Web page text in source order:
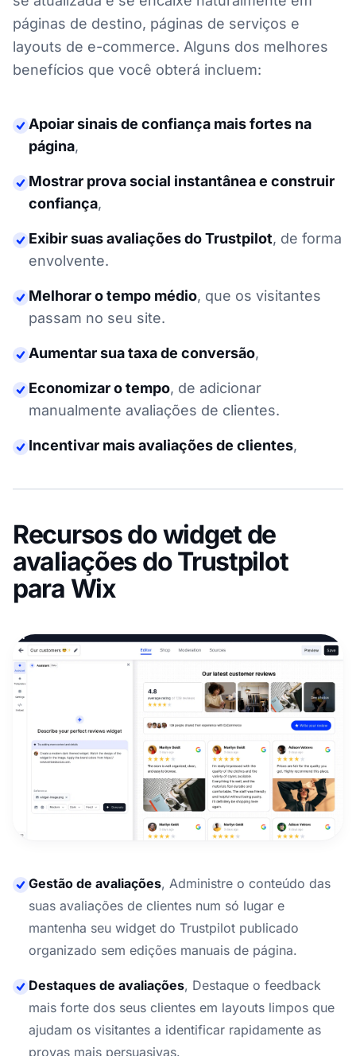
páginas de destino, páginas de serviços e
layouts de e-commerce. Alguns dos melhores
benefícios que você obterá incluem:
Apoiar sinais de confiança mais fortes na
página,
Mostrar prova social instantânea e construir
confiança,
Exibir suas avaliações do Trustpilot, de forma
envolvente.
Melhorar o tempo médio, que os visitantes
passam no seu site.
Aumentar sua taxa de conversão,
Economizar o tempo, de adicionar
manualmente avaliações de clientes.
Incentivar mais avaliações de clientes,
Recursos do widget de
avaliações do Trustpilot
para Wix
Gestão de avaliações, Administre o conteúdo das
suas avaliações de clientes num só lugar e
mantenha seu widget do Trustpilot publicado
organizado sem edições manuais de página.
Destaques de avaliações, Destaque o feedback
mais forte dos seus clientes em layouts limpos que
ajudam os visitantes a identificar rapidamente as
provas mais persuasivas.